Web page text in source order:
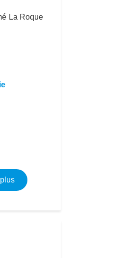
La Roque
sur L'histoire et la